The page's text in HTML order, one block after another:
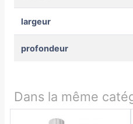
largeur
profondeur
Dans la même